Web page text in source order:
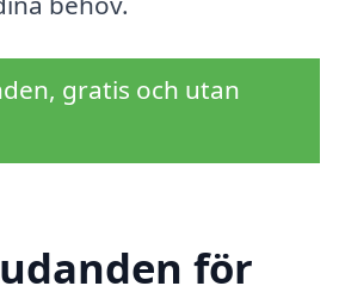
gratis och utan
för